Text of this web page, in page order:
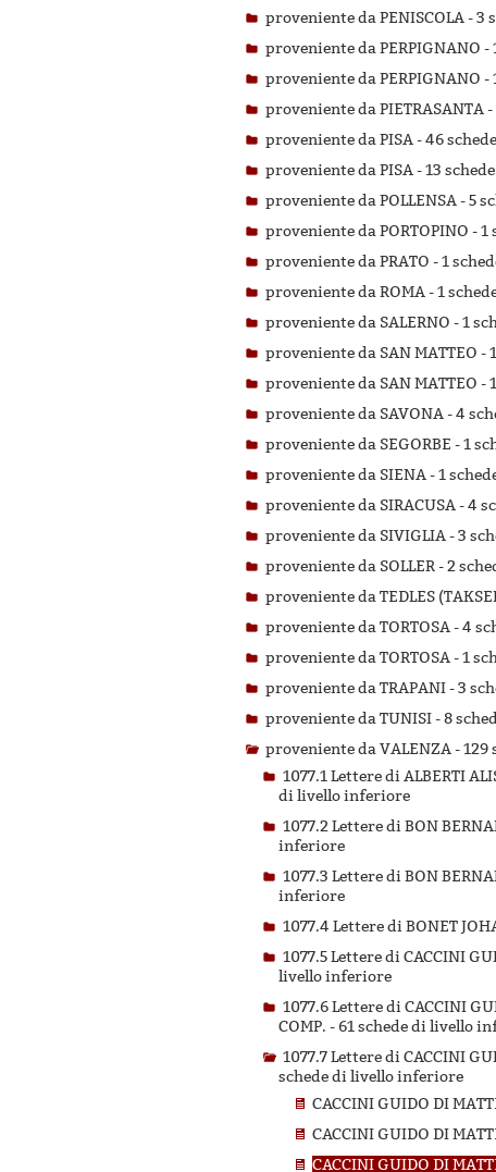
proveniente da PENISCOLA -3
proveniente da PERPIGNANO -
proveniente da PERPIGNANO -
proveniente da PIETRASANTA -
proveniente da PISA -46
proveniente da PISA -13
proveniente da POLLENSA -5
proveniente da PORTOPINO -1
proveniente da PRATO -1
proveniente da ROMA -1
proveniente da SALERNO -1
proveniente da SAN MATTEO -
proveniente da SAN MATTEO -
proveniente da SAVONA -4
proveniente da SEGORBE -1
proveniente da SIENA -1
proveniente da SIRACUSA -4
proveniente da SIVIGLIA -3
proveniente da SOLLER -2
proveniente da TEDLES
proveniente da TORTOSA -4
proveniente da TORTOSA -1
proveniente da TRAPANI -3
proveniente da TUNISI -8
proveniente da VALENZA -129
1077.1 Lettere di ALBERTI
di livello inferiore
1077.2 Lettere di BON
inferiore
1077.3 Lettere di BON
inferiore
1077.4 Lettere di BONET
1077.5 Lettere di CACCINI
livello inferiore
1077.6 Lettere di CACCINI
COMP. -61 schede di livello
1077.7 Lettere di CACCINI
schede di livello inferiore
CACCINI GUIDO DI
CACCINI GUIDO DI
CACCINI GUIDO DI